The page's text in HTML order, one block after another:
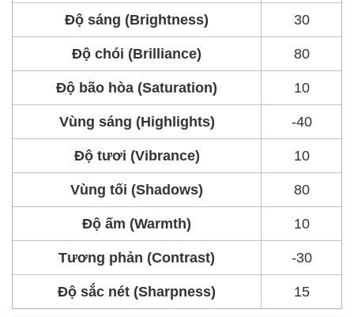
Độ sáng (Brightness) 30
Độ chói (Brilliance) 80
Độ bão hòa (Saturation) 10
Vùng sáng (Highlights) -40
Độ tươi (Vibrance) 10
Vùng tối (Shadows) 80
Độ ấm (Warmth) 10
Tương phản (Contrast) -30
Độ sắc nét (Sharpness) 15